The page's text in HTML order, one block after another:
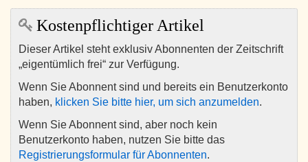
Kostenpflichtiger Artikel
Dieser Artikel steht exklusiv Abonnenten der Zeitschrift
„eigentümlich frei“ zur Verfügung.
Wenn Sie Abonnent sind und bereits ein Benutzerkonto
haben, klicken Sie bitte hier, um sich anzumelden.
Wenn Sie Abonnent sind, aber noch kein
Benutzerkonto haben, nutzen Sie bitte das
Registrierungsformular für Abonnenten.